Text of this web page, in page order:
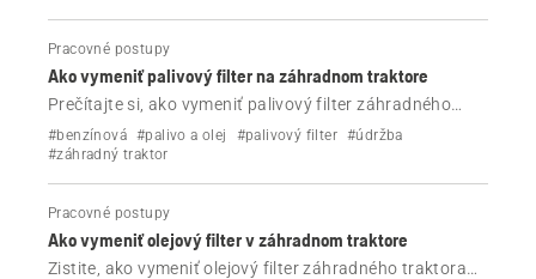
Pracovné postupy
Ako vymeniť palivový filter na záhradnom traktore
Prečítajte si, ako vymeniť palivový filter záhradného
traktora Husqvarna v niekoľkých jednoduchých
krokoch.
#benzínová #palivo a olej #palivový filter #údržba
#záhradný traktor
Pracovné postupy
Ako vymeniť olejový filter v záhradnom traktore
Zistite, ako vymeniť olejový filter záhradného traktora